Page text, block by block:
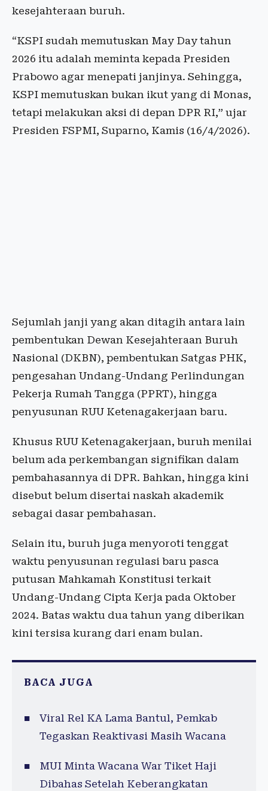
kesejahteraan buruh.
“KSPI sudah memutuskan May Day tahun
2026 itu adalah meminta kepada Presiden
Prabowo agar menepati janjinya. Sehingga,
KSPI memutuskan bukan ikut yang di Monas,
tetapi melakukan aksi di depan DPR RI,” ujar
Presiden FSPMI, Suparno, Kamis (16/4/2026).
Sejumlah janji yang akan ditagih antara lain
pembentukan Dewan Kesejahteraan Buruh
Nasional (DKBN), pembentukan Satgas PHK,
pengesahan Undang-Undang Perlindungan
Pekerja Rumah Tangga (PPRT), hingga
penyusunan RUU Ketenagakerjaan baru.
Khusus RUU Ketenagakerjaan, buruh menilai
belum ada perkembangan signifikan dalam
pembahasannya di DPR. Bahkan, hingga kini
disebut belum disertai naskah akademik
sebagai dasar pembahasan.
Selain itu, buruh juga menyoroti tenggat
waktu penyusunan regulasi baru pasca
putusan Mahkamah Konstitusi terkait
Undang-Undang Cipta Kerja pada Oktober
2024. Batas waktu dua tahun yang diberikan
kini tersisa kurang dari enam bulan.
BACA JUGA
Viral Rel KA Lama Bantul, Pemkab
Tegaskan Reaktivasi Masih Wacana
MUI Minta Wacana War Tiket Haji
Dibahas Setelah Keberangkatan